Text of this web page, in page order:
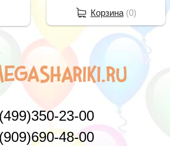
23-00
48-00
Корзина(0)